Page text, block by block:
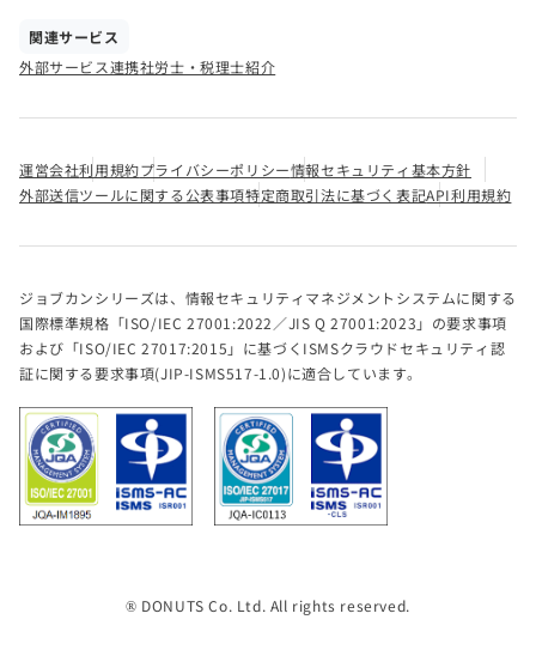
関連サービス
外部サービス連携社労士・税理士紹介
運営会社利用規約プライバシーポリシー情報セキュリティ基本方針
外部送信ツールに関する公表事項特定商取引法に基づく表記API利用規約
ジョブカンシリーズは、情報セキュリティマネジメントシステムに関する
国際標準規格「ISO/IEC 27001:2022／JIS Q 27001:2023」の要求事項
および「ISO/IEC 27017:2015」に基づくISMSクラウドセキュリティ認
証に関する要求事項(JIP-ISMS517-1.0)に適合しています。
® DONUTS Co. Ltd. All rights reserved.